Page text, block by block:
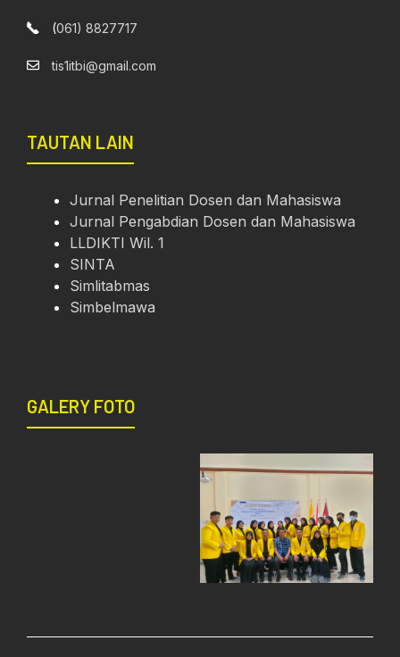
(061) 8827717
tis1itbi@gmail.com
TAUTAN LAIN
Jurnal Penelitian Dosen dan Mahasiswa
Jurnal Pengabdian Dosen dan Mahasiswa
LLDIKTI Wil. 1
SINTA
Simlitabmas
Simbelmawa
GALERY FOTO